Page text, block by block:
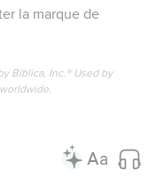
la marque de
Biblica, Inc.® Used by